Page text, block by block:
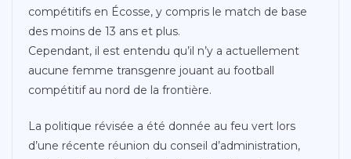
compétitifs en Écosse, y compris le match de base
des moins de 13 ans et plus.
Cependant, il est entendu qu’il n’y a actuellement
aucune femme transgenre jouant au football
compétitif au nord de la frontière.
La politique révisée a été donnée au feu vert lors
d’une récente réunion du conseil d’administration,